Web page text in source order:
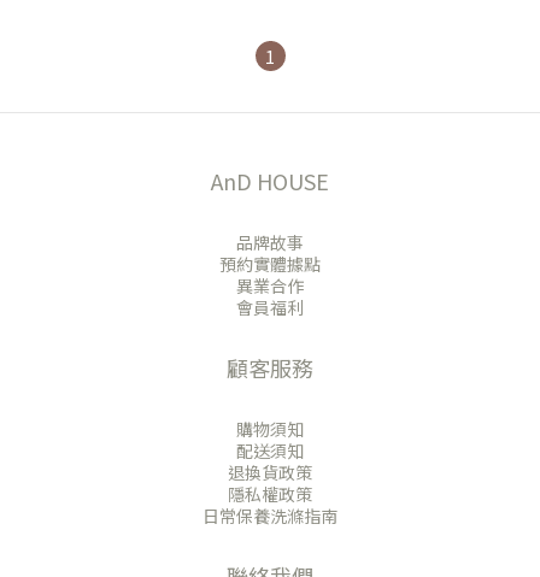
1
AnD HOUSE
品牌故事
預約實體據點
異業合作
會員福利
顧客服務
購物須知
配送須知
退換貨政策
隱私權政策
日常保養洗滌指南